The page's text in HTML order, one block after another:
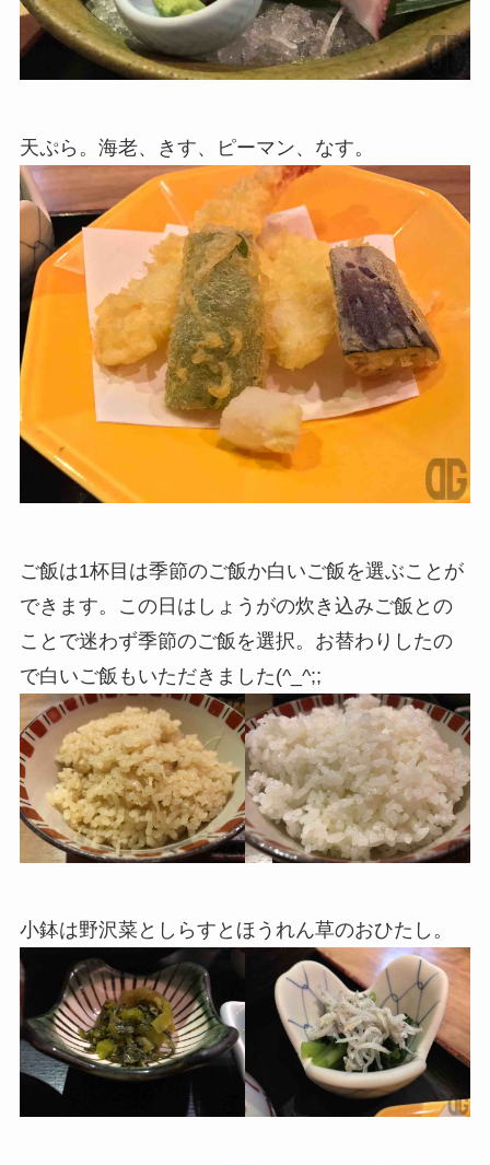
天ぷら。海老、きす、ピーマン、なす。
ご飯は1杯目は季節のご飯か白いご飯を選ぶことが
できます。この日はしょうがの炊き込みご飯との
ことで迷わず季節のご飯を選択。お替わりしたの
で白いご飯もいただきました(^_^;;
小鉢は野沢菜としらすとほうれん草のおひたし。